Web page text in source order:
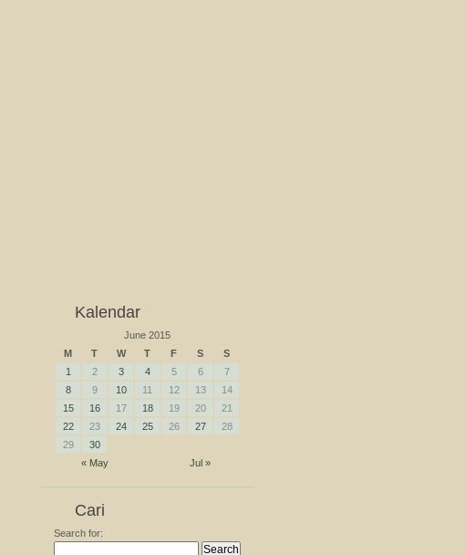
Kalendar
June 2015
M
T W T F S S
« May Jul »
1 2 3 4 5 6
7
8
9 10 11 12 13
14
15
16 17 18 19 20
21
22
23 24 25 26 27
28
29
30
Cari
Search for: